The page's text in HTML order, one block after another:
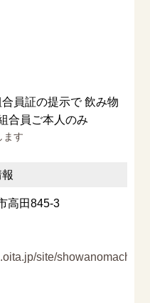
員証の提示で 飲み物
合員ご本人のみ
ます
高田845-3
site/showanomachi/